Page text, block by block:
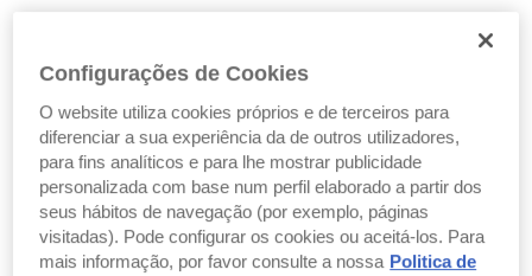
Fundos europeus
Parcerias com o Banco Europeu de Investimento.
Conhecer soluções para empresas
Configurações de Cookies
O website utiliza cookies próprios e de terceiros para
diferenciar a sua experiência da de outros utilizadores,
para fins analíticos e para lhe mostrar publicidade
personalizada com base num perfil elaborado a partir dos
seus hábitos de navegação (por exemplo, páginas
visitadas). Pode configurar os cookies ou aceitá-los. Para
mais informação, por favor consulte a nossa Politica de